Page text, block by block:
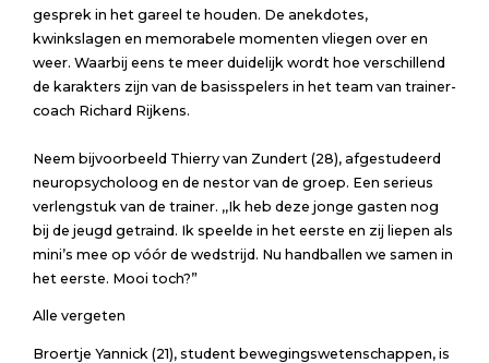
gesprek in het gareel te houden. De anekdotes,
kwinkslagen en memorabele momenten vliegen over en
weer. Waarbij eens te meer duidelijk wordt hoe verschillend
de karakters zijn van de basisspelers in het team van trainer-
coach Richard Rijkens.
Neem bijvoorbeeld Thierry van Zundert (28), afgestudeerd
neuropsycholoog en de nestor van de groep. Een serieus
verlengstuk van de trainer. ,,Ik heb deze jonge gasten nog
bij de jeugd getraind. Ik speelde in het eerste en zij liepen als
mini’s mee op vóór de wedstrijd. Nu handballen we samen in
het eerste. Mooi toch?”
Alle vergeten
Broertje Yannick (21), student bewegingswetenschappen, is